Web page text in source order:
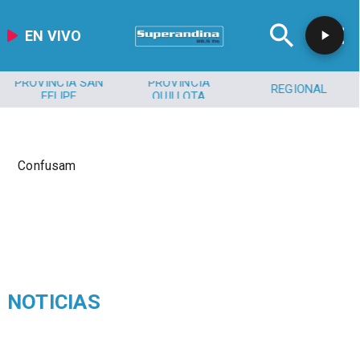
EN VIVO
PROVINCIA SAN
FELIPE
PROVINCIA
QUILLOTA
REGIONAL
Confusam
NOTICIAS